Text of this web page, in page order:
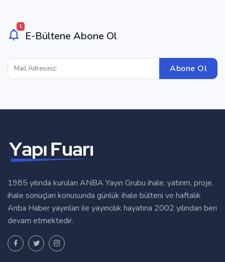
1
E-Bültene Abone Ol
Abone Ol
1985 yılında kurulan ANBA Yayın Grubu ihale, yatırım, proje,
ihale sonuçları konusunda günlük ihale bülteni ve haftalık
Anba Haber yayınları ile yayıncılık hayatına 2002 yılından beri
devam etmektedir.